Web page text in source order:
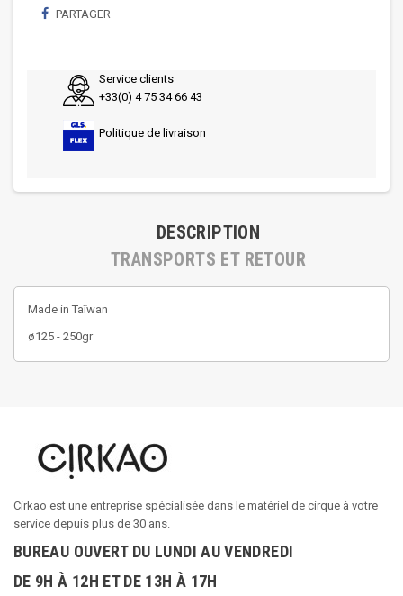
PARTAGER
Service clients
+33(0) 4 75 34 66 43
Politique de livraison
DESCRIPTION
TRANSPORTS ET RETOUR
Made in Taïwan
ø125 - 250gr
Cirkao est une entreprise spécialisée dans le matériel de cirque à votre
service depuis plus de 30 ans.
BUREAU OUVERT DU LUNDI AU VENDREDI
DE 9H À 12H ET DE 13H À 17H